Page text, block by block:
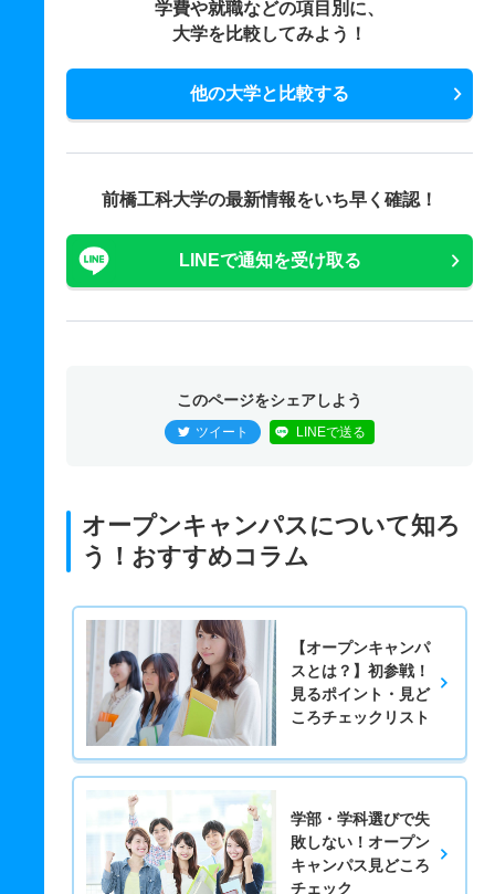
学費や就職などの項目別に、
大学を比較してみよう！
他の大学と比較する
前橋工科大学の最新情報をいち早く確認！
LINEで通知を受け取る
このページをシェアしよう
ツイート LINEで送る
オープンキャンパスについて知ろ
う！おすすめコラム
【オープンキャンパ
スとは？】初参戦！
見るポイント・見ど
ころチェックリスト
学部・学科選びで失
敗しない！オープン
キャンパス見どころ
チェック